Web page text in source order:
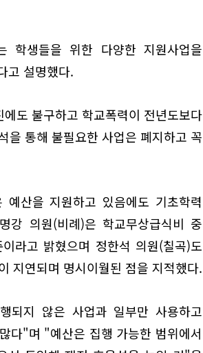
학생들을 위한 다양한 지원사업을
고 설명했다.
도 불구하고 학교폭력이 전년도보다
을 통해 불필요한 사업은 폐지하고 꼭
산을 지원하고 있음에도 기초학력
강 의원(비례)은 학교무상급식비 중
라고 밝혔으며 정한석 의원(칠곡)도
지연되며 명시이월된 점을 지적했다.
되지 않은 사업과 일부만 사용하고
다"며 "예산은 집행 가능한 범위에서